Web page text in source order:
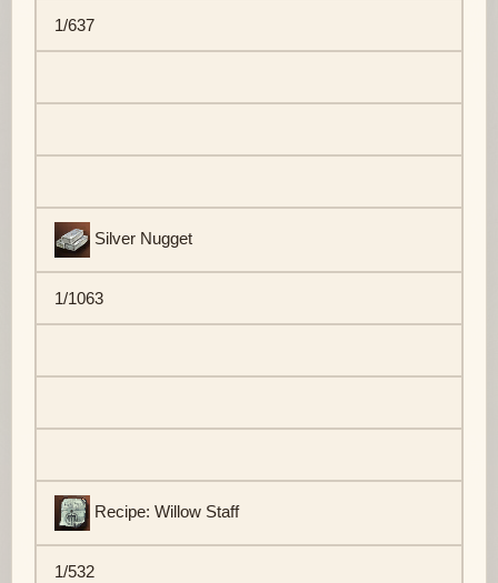
1/637
Silver Nugget
1/1063
Recipe: Willow Staff
1/532